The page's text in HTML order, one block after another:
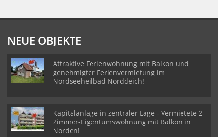
NEUE OBJEKTE
Attraktive Ferienwohnung mit Balkon und
genehmigter Ferienvermietung im
Nordseeheilbad Norddeich!
Kapitalanlage in zentraler Lage - Vermietete 2-
Zimmer-Eigentumswohnung mit Balkon in
Norden!